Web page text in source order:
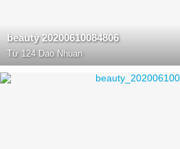
beauty 20200610084806
Từ 124 Dao Nhuan